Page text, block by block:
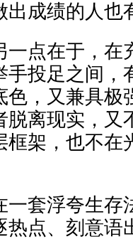
出成绩的人也
一点在于，在
手投足之间，
色，又兼具极
脱离现实，又
框架，也不在
一套浮夸生存
热点、刻意语